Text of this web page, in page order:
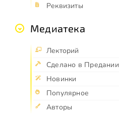
Реквизиты
Медиатека
Лекторий
Сделано в Предании
Новинки
Популярное
Авторы